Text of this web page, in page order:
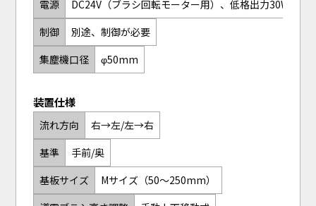
電源
DC24V（ブラシ回転モーター用）、低格出力30W
制御
別途、制御が必要
集塵機口径
φ50mm
装置仕様
流れ方向
右→左/左→右
基準
手前/奥
基板サイズ
Mサイズ（50～250mm）